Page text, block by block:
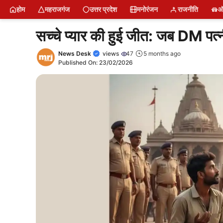
Skip
to
MRJ News में डिजिटल रिपोर्टर बनेंWater BottleAbout
Latest PoatShort NewsNewsSing UpLogin
Naam Jap Counter
होम महराजगंज उत्तर प्रदेश मनोरंजन राजनीति
सच्चे प्यार की हुई जीत: जब DM
News Desk views 47
5 months ago
Published On: 23/02/2026